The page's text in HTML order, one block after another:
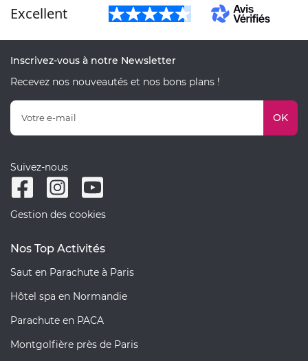
Excellent
Inscrivez-vous à notre Newsletter
Recevez nos nouveautés et nos bons plans !
OK
Suivez-nous
Gestion des cookies
Nos Top Activités
Saut en Parachute à Paris
Hôtel spa en Normandie
Parachute en PACA
Montgolfière près de Paris